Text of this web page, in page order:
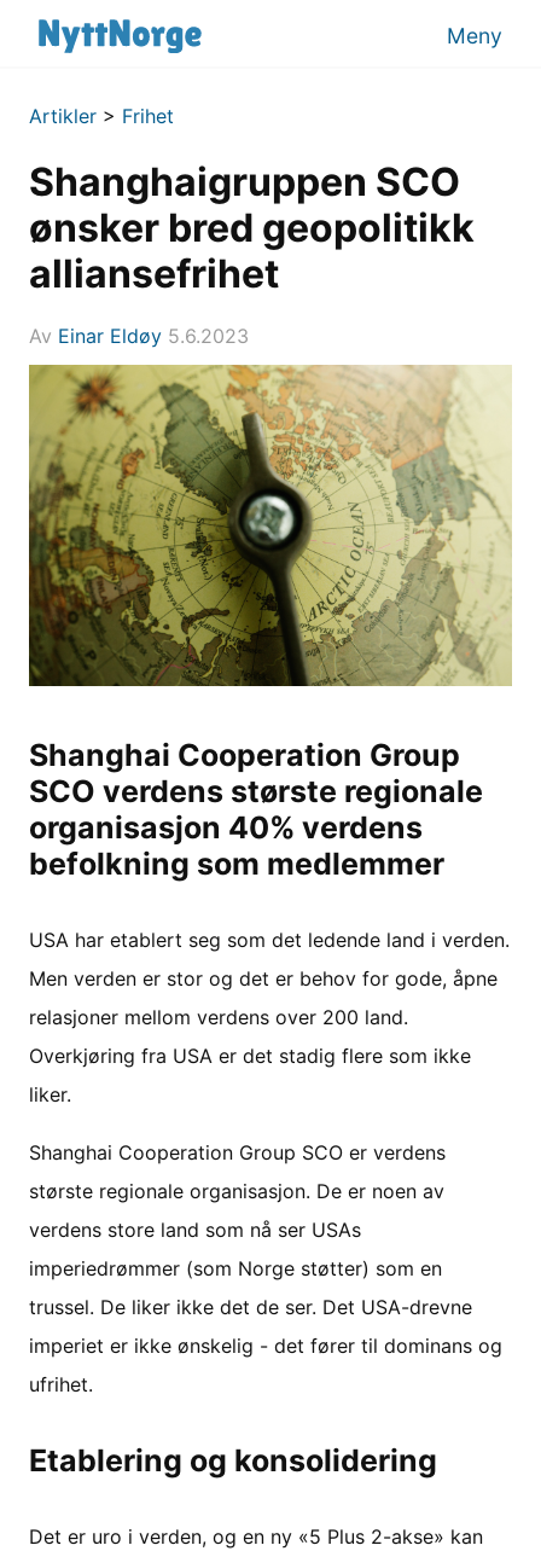
Meny
Artikler > Frihet
Shanghaigruppen SCO
ønsker bred geopolitikk
alliansefrihet
Av Einar Eldøy 5.6.2023
Shanghai Cooperation Group
SCO verdens største regionale
organisasjon 40% verdens
befolkning som medlemmer
USA har etablert seg som det ledende land i verden.
Men verden er stor og det er behov for gode, åpne
relasjoner mellom verdens over 200 land.
Overkjøring fra USA er det stadig flere som ikke
liker.
Shanghai Cooperation Group SCO er verdens
største regionale organisasjon. De er noen av
verdens store land som nå ser USAs
imperiedrømmer (som Norge støtter) som en
trussel. De liker ikke det de ser. Det USA-drevne
imperiet er ikke ønskelig - det fører til dominans og
ufrihet.
Etablering og konsolidering
Det er uro i verden, og en ny «5 Plus 2-akse» kan